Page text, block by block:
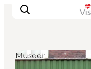
Museer